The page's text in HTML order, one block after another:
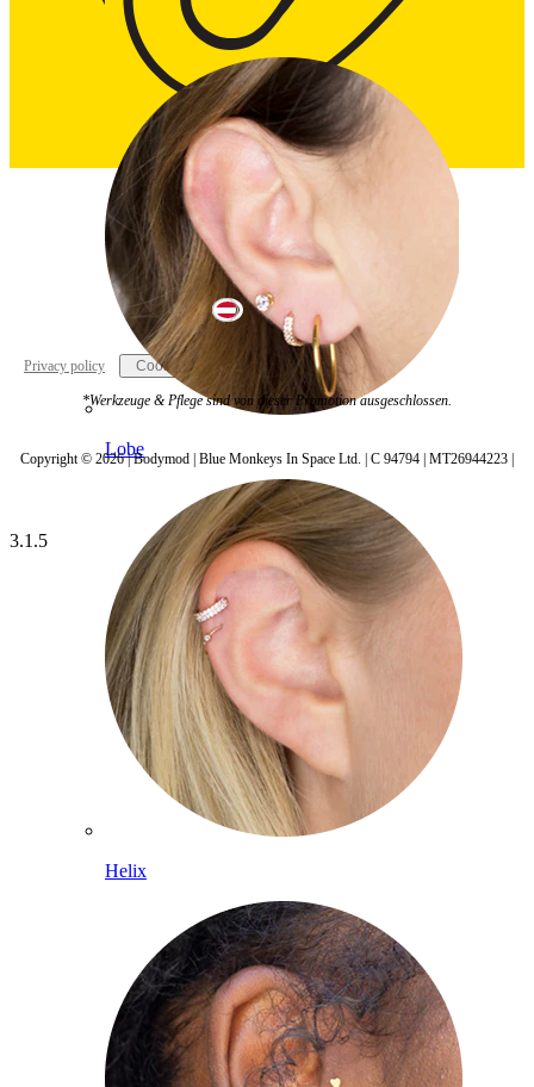
Ohrpiercings
Lobe
Helix
Austria
Privacy policy Cookie settings
*Werkzeuge & Pflege sind von dieser Promotion ausgeschlossen.
Copyright © 2026 | Bodymod | Blue Monkeys In Space Ltd. | C 94794 | MT26944223 |
3.1.5